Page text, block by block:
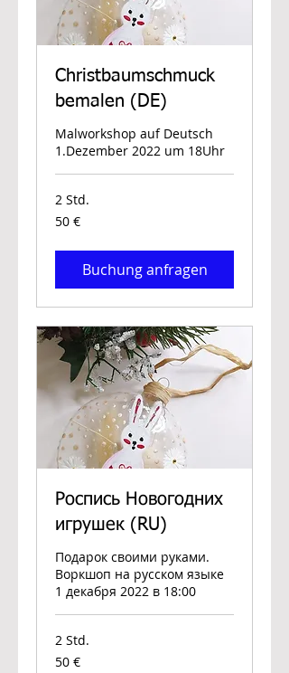
Christbaumschmuck
bemalen (DE)
Malworkshop auf Deutsch
1.Dezember 2022 um 18Uhr
2 Std.
50
Euro
50 €
Buchung anfragen
Роспись Новогодних
игрушек (RU)
Подарок своими руками.
Воркшоп на русском языке
1 декабря 2022 в 18:00
2 Std.
50
Euro
50 €